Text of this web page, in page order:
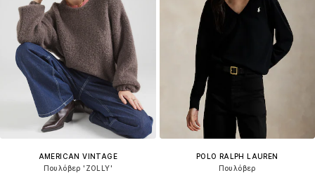
AMERICAN VINTAGE
Πουλόβερ 'ZOLLY'
POLO RALPH LAUREN
Πουλόβερ